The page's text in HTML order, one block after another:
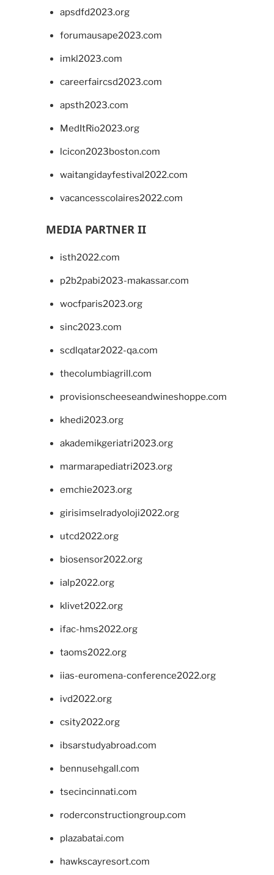
apsdfd2023.org
forumausape2023.com
imkl2023.com
careerfaircsd2023.com
apsth2023.com
MedItRio2023.org
lcicon2023boston.com
waitangidayfestival2022.com
vacancesscolaires2022.com
MEDIA PARTNER II
isth2022.com
p2b2pabi2023-makassar.com
wocfparis2023.org
sinc2023.com
scdlqatar2022-qa.com
thecolumbiagrill.com
provisionscheeseandwineshoppe.com
khedi2023.org
akademikgeriatri2023.org
marmarapediatri2023.org
emchie2023.org
girisimselradyoloji2022.org
utcd2022.org
biosensor2022.org
ialp2022.org
klivet2022.org
ifac-hms2022.org
taoms2022.org
iias-euromena-conference2022.org
ivd2022.org
csity2022.org
ibsarstudyabroad.com
bennusehgall.com
tsecincinnati.com
roderconstructiongroup.com
plazabatai.com
hawkscayresort.com